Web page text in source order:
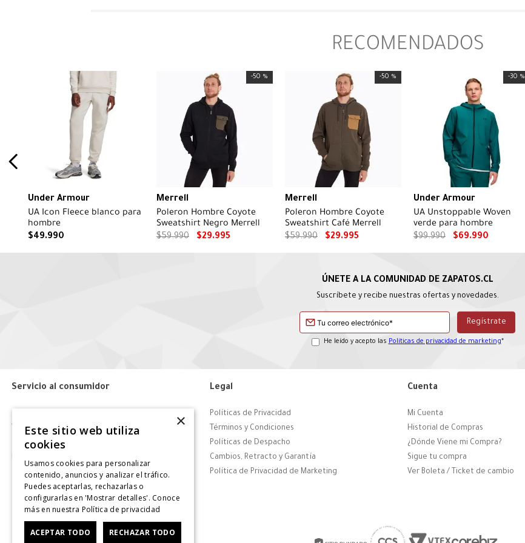
RECOMENDADOS
Under Armour
UA Icon Fleece blanco para
hombre
$49.990
-50 %
Merrell
Poleron Hombre Coyote
Sweatshirt Negro Merrell
$59.990 $29.995
-50 %
Merrell
Poleron Hombre Coyote
Sweatshirt Café Merrell
$59.990 $29.995
-30 %
Under Armour
UA Unstoppable Woven
verde para hombre
$99.990 $69.990
Suscríbete y recibe nuestras ofertas y novedades.
He leído y acepto las Políticas de privacidad de marketing*
Servicio al consumidor
Tiendas
Contáctanos
Giftcard
Solicitar Factura
CyberDay
Legal
Políticas de Privacidad
Términos y Condiciones
Políticas de Despacho
Cambios, Retracto y Garantía
Política de Privacidad de Marketing
Cuenta
Mi Cuenta
Historial de Compras
¿Dónde Viene mi Compra?
Sigue tu compra
Ver Boleta / Ticket de cambio
×
Este sitio web utiliza
cookies
Usamos cookies para personalizar
contenido, anuncios y analizar el tráfico.
Puedes aceptarlas, rechazarlas o
configurarlas en 'Mostrar detalles'. Conoce
más en nuestra Política de privacidad
ACEPTAR TODO RECHAZAR TODO